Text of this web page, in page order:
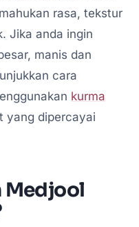
rasa, tekstur
Jika anda ingin
manis dan
cara
kurma
yang dipercayai
Medjool